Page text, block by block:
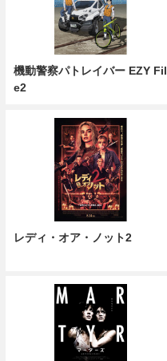
機動警察パトレイバー EZY Fil
e2
レディ・オア・ノット2